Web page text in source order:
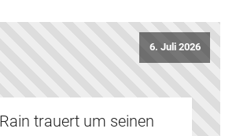
- Heilig-Kreuz-Str. 16, Donauwörth
Zahnarzt, Donauwörther Straße 20,
6. Juli 2026
trauert um seinen